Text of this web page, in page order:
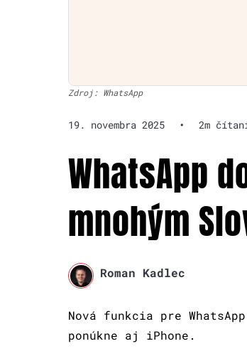
Zdroj: WhatsApp
19. novembra 2025 • 2m
WhatsApp
mnohým
Roman Kadlec
Nová funkcia pre
ponúkne aj iPhone.